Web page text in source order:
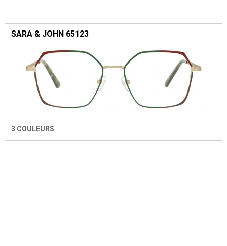
SARA & JOHN 65123
3 COULEURS